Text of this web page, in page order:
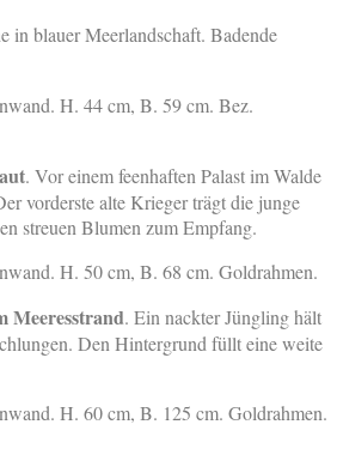
in blauer Meerlandschaft. Badende
H. 44 cm, B. 59 cm. Bez.
. Vor einem feenhaften Palast im Walde
vorderste alte Krieger trägt die junge
streuen Blumen zum Empfang.
H. 50 cm, B. 68 cm. Goldrahmen.
Meeresstrand. Ein nackter Jüngling hält
Den Hintergrund füllt eine weite
H. 60 cm, B. 125 cm. Goldrahmen.